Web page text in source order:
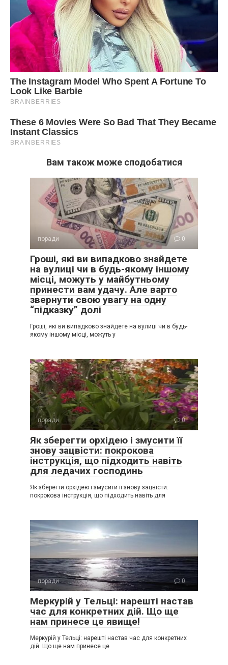
Вам також може сподобатися
поради 0
Гроші, які ви випадково знайдете
на вулиці чи в будь-якому іншому
місці, можуть у майбутньому
принести вам удачу. Але варто
звернути свою увагу на одну
“підказку” долі
Гроші, які ви випадково знайдете на вулиці чи в будь-
якому іншому місці, можуть у
поради 0
Як зберегти орхідею і змусити її
знову зацвісти: покрокова
інструкція, що підходить навіть
для ледачих господинь
Як зберегти орхідею і змусити її знову зацвісти:
покрокова інструкція, що підходить навіть для
поради 0
Меркурій у Тельці: нарешті настав
час для конкретних дій. Що ще
нам принесе це явище!
Меркурій у Тельці: нарешті настав час для конкретних
дій. Що ще нам принесе це